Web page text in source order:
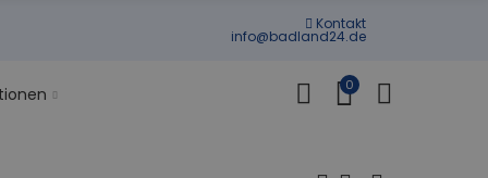
Kontakt
info@badland24.de
0